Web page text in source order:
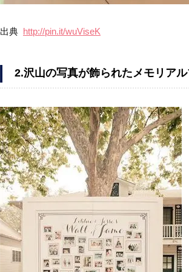
出典 http://pin.it/wuViseK
2.沢山の写真が飾られたメモリア